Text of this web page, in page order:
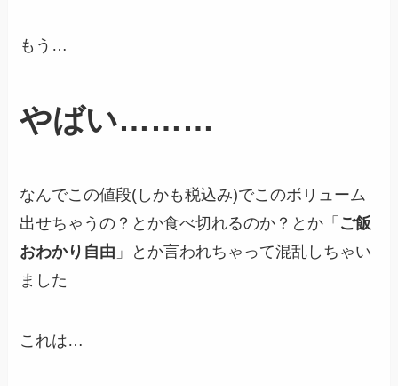
もう…
やばい………
なんでこの値段(しかも税込み)でこのボリューム
出せちゃうの？とか食べ切れるのか？とか「 ご飯
おわかり自由 」とか言われちゃって混乱しちゃい
ました
これは…